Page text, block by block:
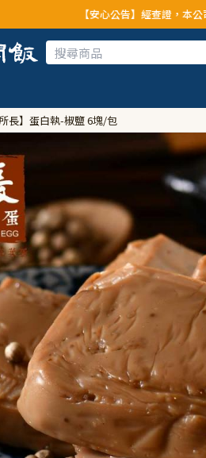
心公告】經查證，本公司全品項與上游供應
所長】蛋白執-椒鹽 6塊/包